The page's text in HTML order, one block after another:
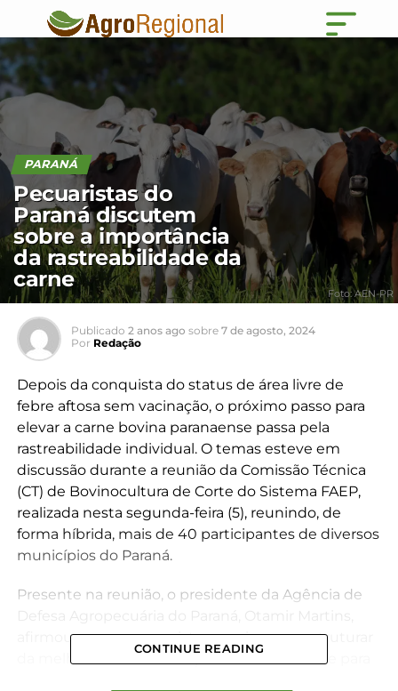
PARANÁ
Pecuaristas do
Paraná discutem
sobre a importância
da rastreabilidade da
carne
Foto: AEN-PR
Publicado 2 anos ago sobre 7 de agosto, 2024
Por Redação
Depois da conquista do status de área livre de
febre aftosa sem vacinação, o próximo passo para
elevar a carne bovina paranaense passa pela
rastreabilidade individual. O temas esteve em
discussão durante a reunião da Comissão Técnica
(CT) de Bovinocultura de Corte do Sistema FAEP,
realizada nesta segunda-feira (5), reunindo, de
forma híbrida, mais de 40 participantes de diversos
municípios do Paraná.
Presente na reunião, o presidente da Agência de
afirmou que os pecuaristas precisam se estruturar
da melhor forma em relação a rastreabilidade para
CONTINUE READING